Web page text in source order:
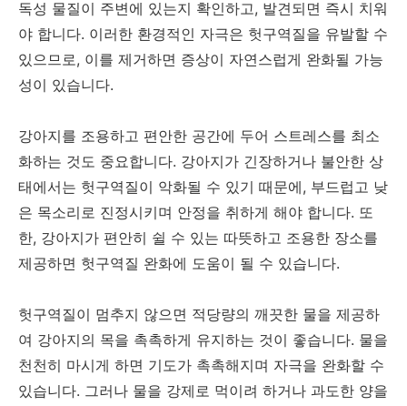
독성 물질이 주변에 있는지 확인하고, 발견되면 즉시 치워
야 합니다. 이러한 환경적인 자극은 헛구역질을 유발할 수
있으므로, 이를 제거하면 증상이 자연스럽게 완화될 가능
성이 있습니다.
강아지를 조용하고 편안한 공간에 두어 스트레스를 최소
화하는 것도 중요합니다. 강아지가 긴장하거나 불안한 상
태에서는 헛구역질이 악화될 수 있기 때문에, 부드럽고 낮
은 목소리로 진정시키며 안정을 취하게 해야 합니다. 또
한, 강아지가 편안히 쉴 수 있는 따뜻하고 조용한 장소를
제공하면 헛구역질 완화에 도움이 될 수 있습니다.
헛구역질이 멈추지 않으면 적당량의 깨끗한 물을 제공하
여 강아지의 목을 촉촉하게 유지하는 것이 좋습니다. 물을
천천히 마시게 하면 기도가 촉촉해지며 자극을 완화할 수
있습니다. 그러나 물을 강제로 먹이려 하거나 과도한 양을